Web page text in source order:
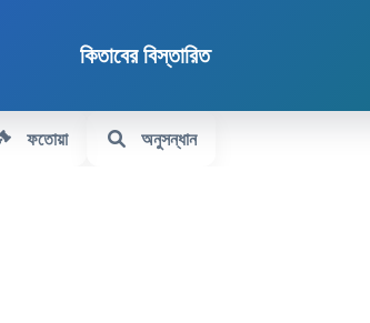
কিতাবের বিস্তারিত
ফতোয়া অনুসন্ধান